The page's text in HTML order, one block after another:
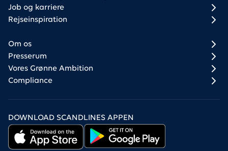
Job og karriere
Rejseinspiration
Om os
Presserum
Vores Grønne Ambition
Compliance
DOWNLOAD SCANDLINES APPEN